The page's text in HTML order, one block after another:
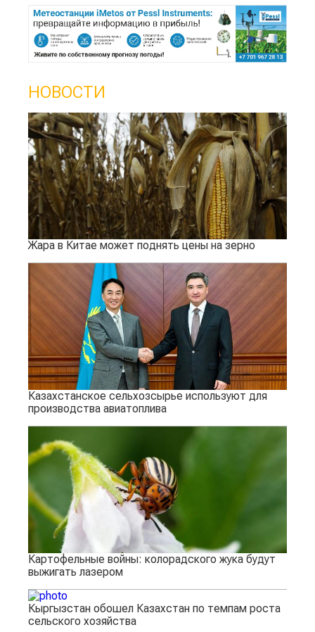
НОВОСТИ
Жара в Китае может поднять цены на зерно
Казахстанское сельхозсырье используют для
производства авиатоплива
Картофельные войны: колорадского жука будут
выжигать лазером
Кыргызстан обошел Казахстан по темпам роста
сельского хозяйства